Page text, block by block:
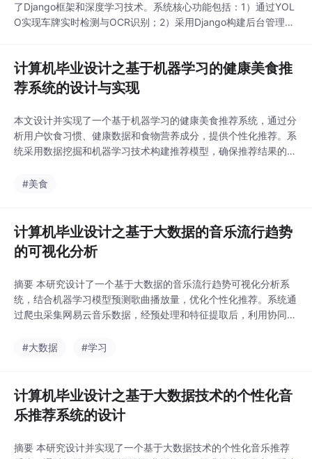
了Django框架和深度学习技术。系统核心功能包括：1）通过YOL
O实现车牌实时检测与OCR识别；2）采用Django构建后台管理系
N进行字符特征提取，并实现停车时间自动记录功能。测试表明，
该系统能有效完成车牌定位、字符分割
计算机毕业设计之基于机器学习的健康美食推
荐系统的设计与实现
本文设计并实现了一个基于机器学习的健康美食推荐系统，通过分
析用户饮食习惯、健康数据和食物营养成分，提供个性化推荐。系
统采用数据挖掘和机器学习技术构建推荐模型，确保推荐结果的准
并通过网络爬虫实时更新数据。系统功能模块包括数据采集、预处
#美食
计算机毕业设计之基于大数据的音乐流行趋势
的可视化分析
摘要 本研究设计了一个基于大数据的音乐流行趋势可视化分析系
统，结合机器学习模型预测歌曲播放量，优化个性化推荐。系统通
过爬虫采集网易云音乐数据，经预处理和特征提取后，利用协同过
功能包括数据可视化、播放量预测及用户行为分析，后台支持音乐
#大数据 #学习
计算机毕业设计之基于大数据技术的个性化音
乐推荐系统的设计
摘要 本研究设计并实现了一个基于大数据技术的个性化音乐推荐